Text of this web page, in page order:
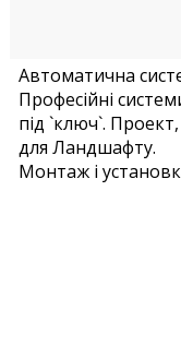
Автоматична
Професійні
під `ключ`.
для Ландшафту.
Монтаж і